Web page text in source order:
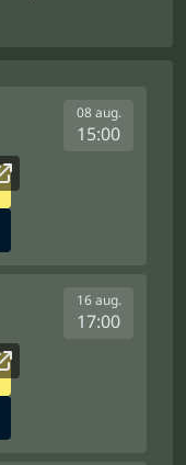
08 aug.
15:00
16 aug.
17:00